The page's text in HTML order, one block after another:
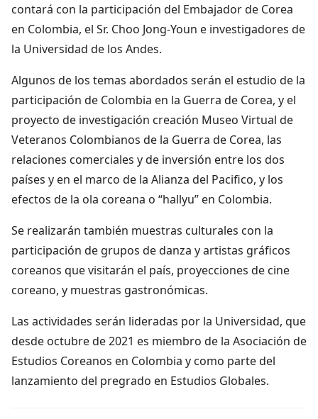
contará con la participación del Embajador de Corea
en Colombia, el Sr. Choo Jong-Youn e investigadores de
la Universidad de los Andes.
Algunos de los temas abordados serán el estudio de la
participación de Colombia en la Guerra de Corea, y el
proyecto de investigación creación Museo Virtual de
Veteranos Colombianos de la Guerra de Corea, las
relaciones comerciales y de inversión entre los dos
países y en el marco de la Alianza del Pacifico, y los
efectos de la ola coreana o “hallyu” en Colombia.
Se realizarán también muestras culturales con la
participación de grupos de danza y artistas gráficos
coreanos que visitarán el país, proyecciones de cine
coreano, y muestras gastronómicas.
Las actividades serán lideradas por la Universidad, que
desde octubre de 2021 es miembro de la Asociación de
Estudios Coreanos en Colombia y como parte del
lanzamiento del pregrado en Estudios Globales.